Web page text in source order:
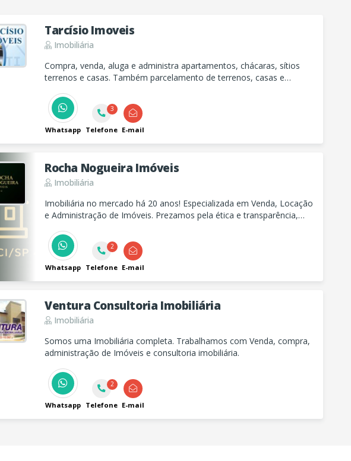
Tarcísio Imoveis
Imobiliária
Compra, venda, aluga e administra apartamentos, chácaras, sítios
terrenos e casas. Também parcelamento de terrenos, casas e
Whatsapp
3
Telefone E-mail
Rocha Nogueira Imóveis
Imobiliária
Imobiliária no mercado há 20 anos! Especializada em Venda, Locação
e Administração de Imóveis. Prezamos pela ética e transparência,
Whatsapp
2
Telefone E-mail
Ventura Consultoria Imobiliária
Imobiliária
Somos uma Imobiliária completa. Trabalhamos com Venda, compra,
administração de Imóveis e consultoria imobiliária.
Whatsapp
2
Telefone E-mail